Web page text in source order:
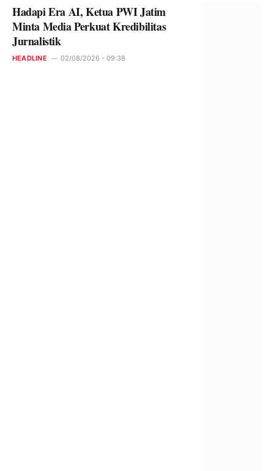
Hadapi Era AI, Ketua PWI Jatim
Minta Media Perkuat Kredibilitas
Jurnalistik
HEADLINE 02/08/2026 - 09:38